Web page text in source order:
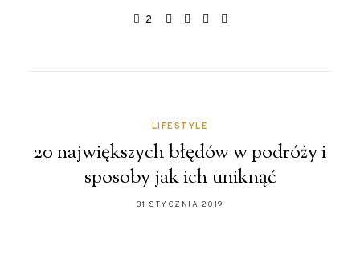
2
LIFESTYLE
20 największych błędów w podróży i
sposoby jak ich uniknąć
31 STYCZNIA 2019